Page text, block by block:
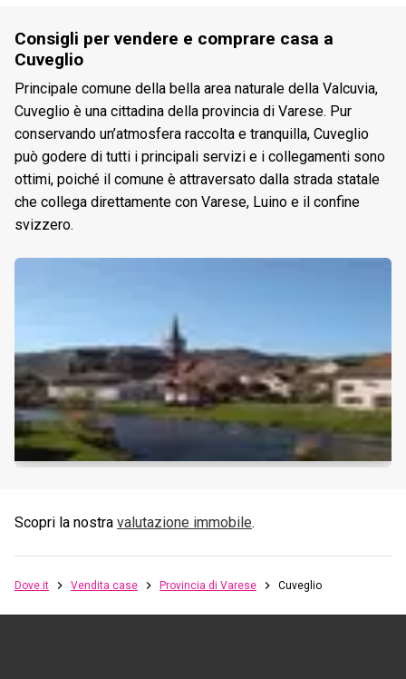
Consigli per vendere e comprare casa a
Cuveglio
Principale comune della bella area naturale della Valcuvia,
Cuveglio è una cittadina della provincia di Varese. Pur
conservando un’atmosfera raccolta e tranquilla, Cuveglio
può godere di tutti i principali servizi e i collegamenti sono
ottimi, poiché il comune è attraversato dalla strada statale
che collega direttamente con Varese, Luino e il confine
svizzero.
Scopri la nostra valutazione immobile.
Dove.it Vendita case Provincia di Varese Cuveglio